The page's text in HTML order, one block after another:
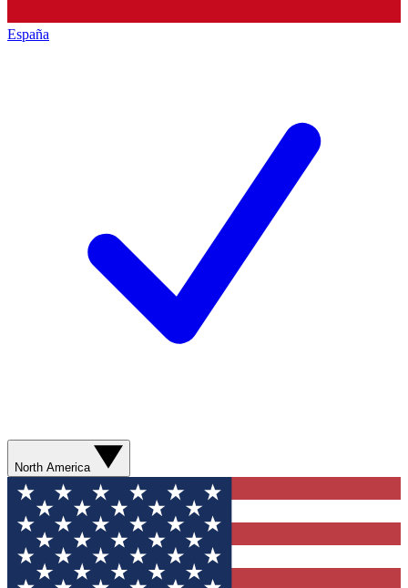
España
North America